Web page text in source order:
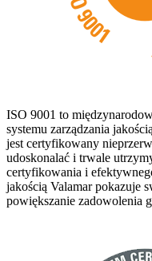
ISO 9001 to
systemu zarządzania
jest certyfikowany
udoskonalać i trwale
certyfikowania i
jakością Valamar pokazuje
powiększanie zadowolenia